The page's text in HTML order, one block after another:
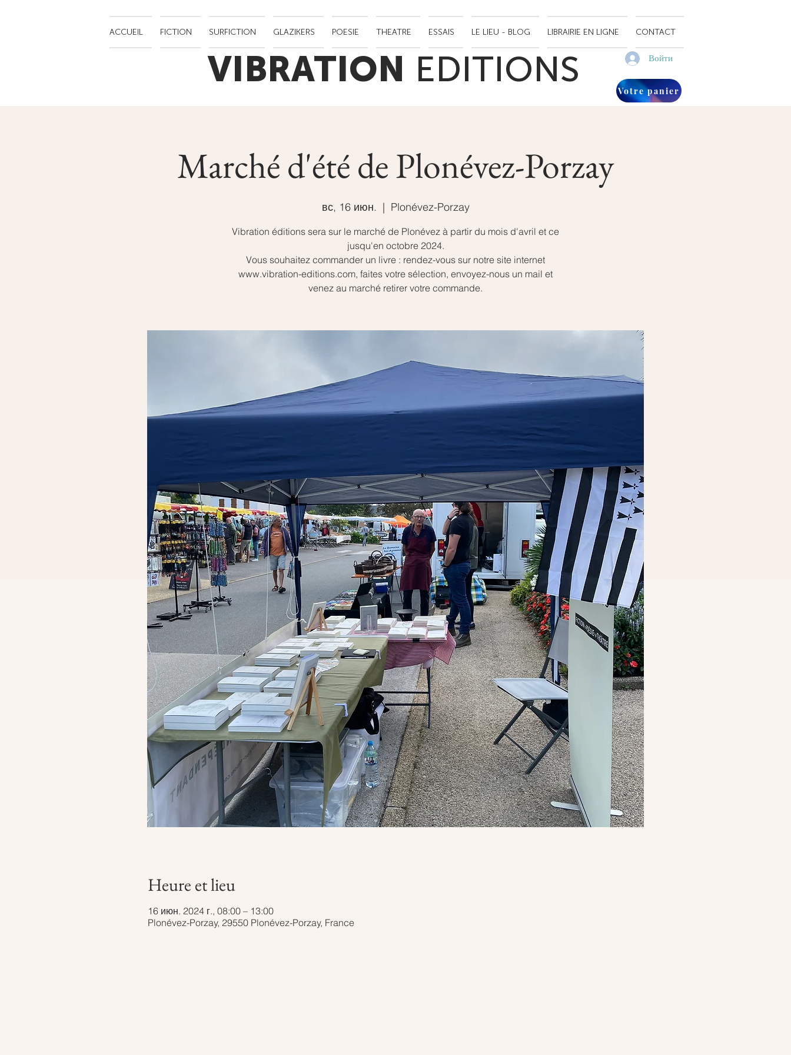
ACCUEIL FICTION SURFICTION GLAZIKERS POESIE THEATRE ESSAIS LE LIEU - BLOG LIBRAIRIE EN LIGNE CONTACT
VIBRATION EDITIONS Войти
Votre panier
Marché d'été de Plonévez-Porzay
вс, 16 июн.
  |
Plonévez-Porzay
Vibration éditions sera sur le marché de Plonévez à partir du mois d'avril et ce
jusqu'en octobre 2024.
Vous souhaitez commander un livre : rendez-vous sur notre site internet
www.vibration-editions.com, faites votre sélection, envoyez-nous un mail et
venez au marché retirer votre commande.
Heure et lieu
16 июн. 2024 г., 08:00 – 13:00
Plonévez-Porzay, 29550 Plonévez-Porzay, France